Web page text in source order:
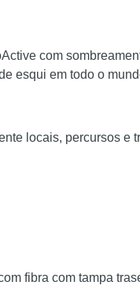
com
esqui em todo o
locais, percursos e
fibra com tampa